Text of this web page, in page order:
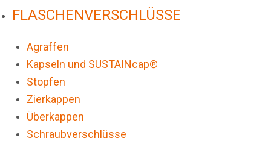
FLASCHENVERSCHLÜSSE
Agraffen
Kapseln und SUSTAINcap®
Stopfen
Zierkappen
Überkappen
Schraubverschlüsse